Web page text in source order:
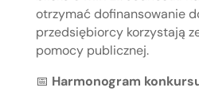
otrzymać dofinansowanie
przedsiębiorcy korzystają
pomocy publicznej.
📅 Harmonogram